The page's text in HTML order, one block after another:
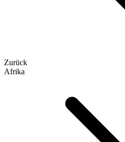
Zurück
Afrika